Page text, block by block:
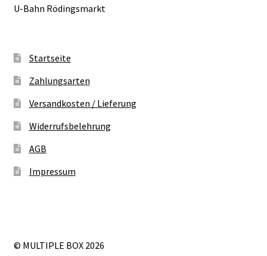
U-Bahn Rödingsmarkt
Startseite
Zahlungsarten
Versandkosten / Lieferung
Widerrufsbelehrung
AGB
Impressum
© MULTIPLE BOX 2026